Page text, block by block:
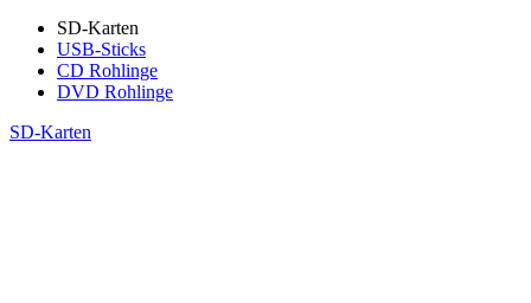
SD-Karten
USB-Sticks
CD Rohlinge
DVD Rohlinge
SD-Karten